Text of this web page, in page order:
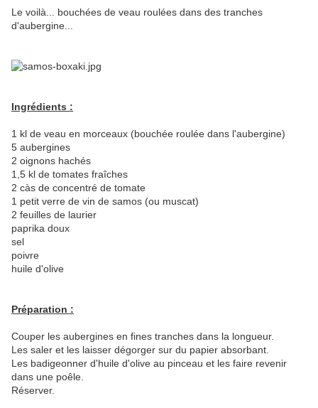
Le voilà... bouchées de veau roulées dans des tranches
d'aubergine...
Ingrédients :
1 kl de veau en morceaux (bouchée roulée dans l'aubergine)
5 aubergines
2 oignons hachés
1,5 kl de tomates fraîches
2 càs de concentré de tomate
1 petit verre de vin de samos (ou muscat)
2 feuilles de laurier
paprika doux
sel
poivre
huile d'olive
Préparation :
Couper les aubergines en fines tranches dans la longueur.
Les saler et les laisser dégorger sur du papier absorbant.
Les badigeonner d'huile d'olive au pinceau et les faire revenir
dans une poêle.
Réserver.